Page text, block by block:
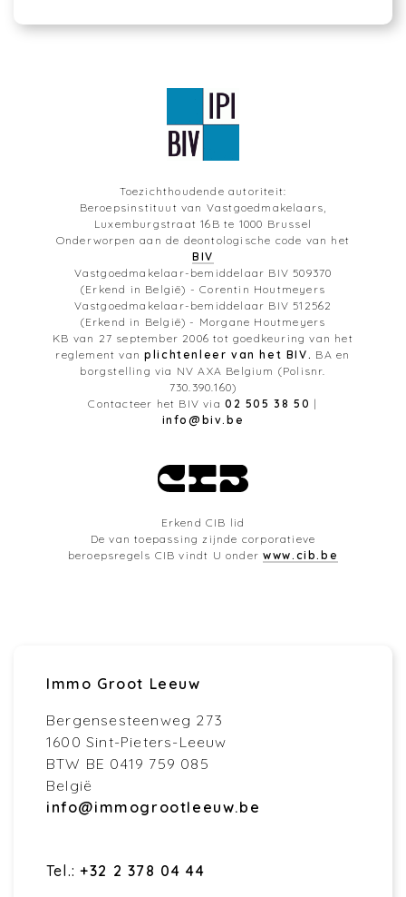
Toezichthoudende autoriteit:
Beroepsinstituut van Vastgoedmakelaars,
Luxemburgstraat 16B te 1000 Brussel
Onderworpen aan de deontologische code van het
BIV
Vastgoedmakelaar-bemiddelaar BIV 509370
(Erkend in België) - Corentin Houtmeyers
Vastgoedmakelaar-bemiddelaar BIV 512562
(Erkend in België) - Morgane Houtmeyers
KB van 27 september 2006 tot goedkeuring van het
reglement vanplichtenleer van het BIV. BA en
borgstelling via NV AXA Belgium (Polisnr.
730.390.160)
Contacteer het BIV via 02 505 38 50 |
info@biv.be
Erkend CIB lid
De van toepassing zijnde corporatieve
beroepsregels CIB vindt U onderwww.cib.be
Immo Groot Leeuw
Bergensesteenweg 273
1600 Sint-Pieters-Leeuw
BTW BE 0419 759 085
België
info@immogrootleeuw.be
Tel.: +32 2 378 04 44